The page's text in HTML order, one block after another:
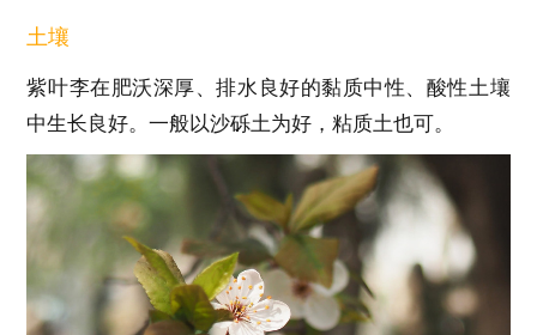
土壤
紫叶李在肥沃深厚、排水良好的黏质中性、酸性土壤
中生长良好。一般以沙砾土为好，粘质土也可。